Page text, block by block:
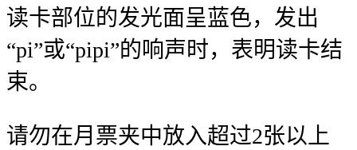
读卡部位的发光面呈蓝色，发出
“pi”或“pipi”的响声时，表明读卡结
束。
请勿在月票夹中放入超过2张以上